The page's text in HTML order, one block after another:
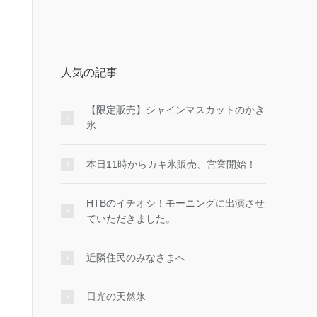
人気の記事
【限定販売】シャインマスカットのかき
氷
本日11時からカキ氷販売、営業開始！
HTBのイチオシ！モーニングに出演させ
ていただきました。
近隣住民のみなさまへ
日光の天然氷